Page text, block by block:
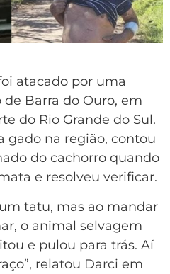
atacado por uma
Barra do Ouro, em
do Rio Grande do Sul.
gado na região, contou
do cachorro quando
e resolveu verificar.
tatu, mas ao mandar
o animal selvagem
e pulou para trás. Aí
relatou Darci em